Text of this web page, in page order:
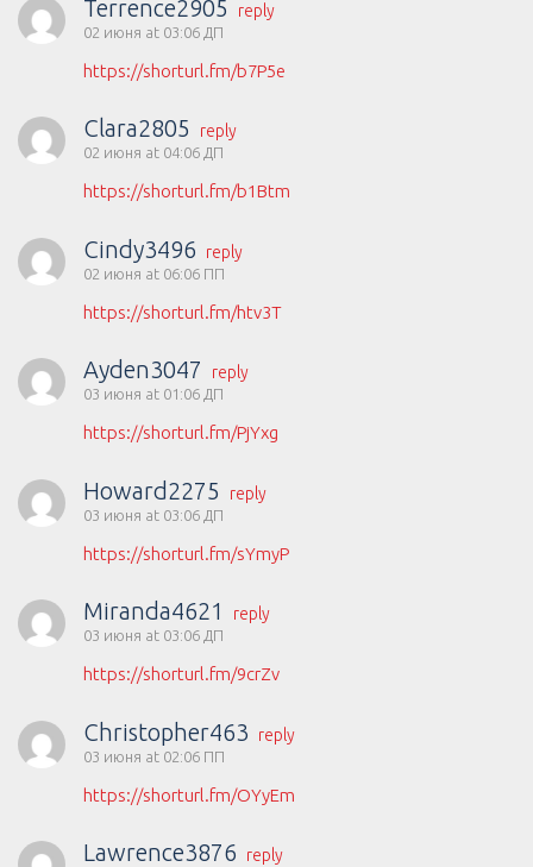
Terrence2905 reply
02 июня at 03:06 ДП
https://shorturl.fm/b7P5e
Clara2805 reply
02 июня at 04:06 ДП
https://shorturl.fm/b1Btm
Cindy3496 reply
02 июня at 06:06 ПП
https://shorturl.fm/htv3T
Ayden3047 reply
03 июня at 01:06 ДП
https://shorturl.fm/PjYxg
Howard2275 reply
03 июня at 03:06 ДП
https://shorturl.fm/sYmyP
Miranda4621 reply
03 июня at 03:06 ДП
https://shorturl.fm/9crZv
Christopher463 reply
03 июня at 02:06 ПП
https://shorturl.fm/OYyEm
Lawrence3876 reply